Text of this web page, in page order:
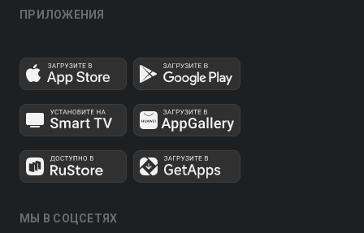
ПРИЛОЖЕНИЯ
МЫ В СОЦСЕТЯХ